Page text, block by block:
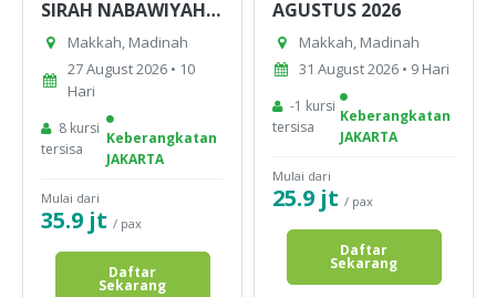
SIRAH NABAWIYAH
PLUS THAIF 10 HARI
27 AGUSTUS 2026
Makkah, Madinah
27 August 2026 • 10
Hari
8 kursi
tersisa
Keberangkatan
JAKARTA
Mulai dari
35.9 jt / pax
Daftar
Sekarang
AGUSTUS 2026
Makkah, Madinah
31 August 2026 • 9 Hari
-1 kursi
tersisa
Keberangkatan
JAKARTA
Mulai dari
25.9 jt / pax
Daftar
Sekarang